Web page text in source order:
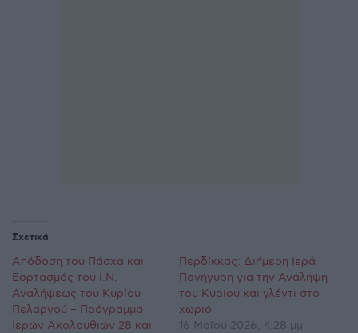
Σχετικά
Απόδοση του Πάσχα και
Εορτασμός του Ι.Ν.
Αναλήψεως του Κυρίου
Πελαργού – Πρόγραμμα
Ιερών Ακολουθιών 28 και
Περδίκκας: Διήμερη Ιερά
Πανήγυρη για την Ανάληψη
του Κυρίου και γλέντι στο
χωριό
16 Μαΐου 2026, 4:28 μμ